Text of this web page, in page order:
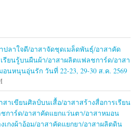
ปลาใจดี/อาสาจัดชุดเมล็ดพันธุ์/อาสาคัด
รียนรู้บนผืนผ้า/อาสาผลิตแฟลชการ์ด/อาสา
อนหนุนอุ่นรัก วันที่ 22-23, 29-30 ส.ค. 2569
สาเขียนศิลป์บนเสื้อ/อาสาสร้างสื่อการเรียน
การ์ด/อาสาคัดแยกแว่นตา/อาสาหมอน
กงผ้าอ้อม/อาสาคัดแยกยา/อาสาผลิตดิน